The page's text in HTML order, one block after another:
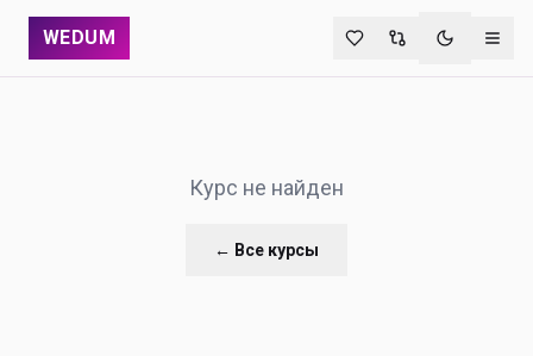
WEDUM
Курс не найден
← Все курсы